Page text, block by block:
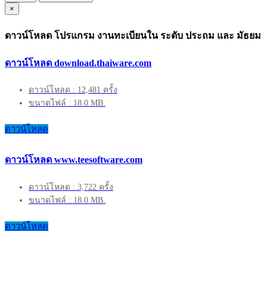
×
ดาวน์โหลด โปรแกรม งานทะเบียนใน ระดับ ประถม และ มัธยม
ดาวน์โหลด download.thaiware.com
ดาวน์โหลด : 12,481 ครั้ง
ขนาดไฟล์ : 18.0 MB.
ดาวน์โหลด
ดาวน์โหลด www.teesoftware.com
ดาวน์โหลด : 3,722 ครั้ง
ขนาดไฟล์ : 18.0 MB.
ดาวน์โหลด